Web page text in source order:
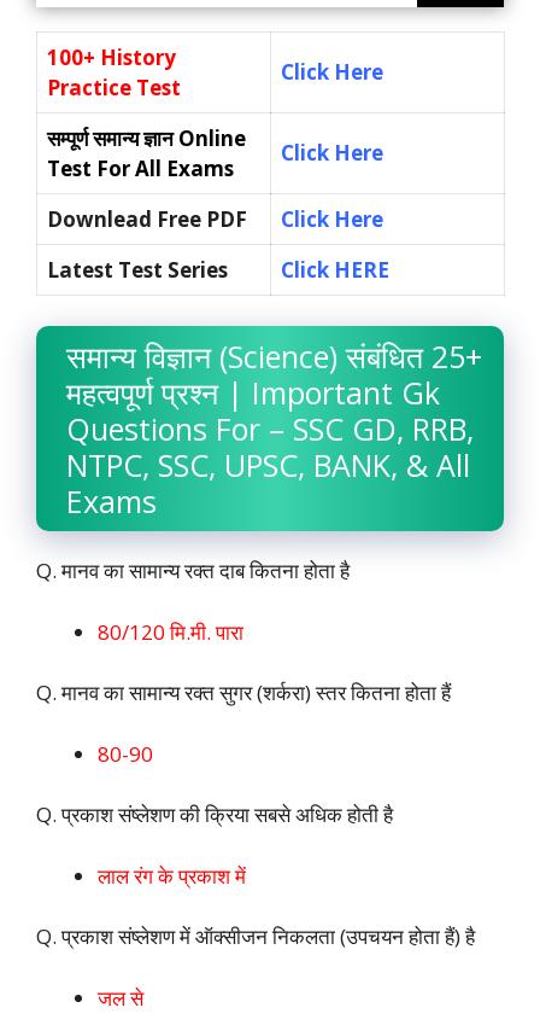
100+ History
Practice Test
Click Here
सम्पूर्ण समान्य ज्ञानOnline
Test For All Exams
Click Here
Downlead Free PDF
Click Here
Latest Test Series
Click HERE
समान्य विज्ञान (Science) संबंधित 25+
महत्वपूर्ण प्रश्न | Important Gk
Questions For – SSC GD, RRB,
NTPC, SSC, UPSC, BANK, & All
Exams
Q. मानव का सामान्य रक्त दाब कितना होता है
80/120 मि.मी. पारा
Q. मानव का सामान्य रक्त सुगर (शर्करा) स्तर कितना होता हैं
80-90
Q. प्रकाश संष्लेशण की क्रिया सबसे अधिक होती है
लाल रंग के प्रकाश में
Q. प्रकाश संष्लेशण में ऑक्सीजन निकलता (उपचयन होता हैं) है
जल से